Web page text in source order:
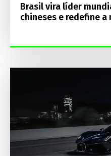
Brasil vira líder
chineses e redefine